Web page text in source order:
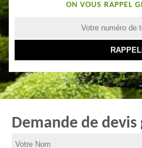
ON VOUS RAPPEL
Demande de